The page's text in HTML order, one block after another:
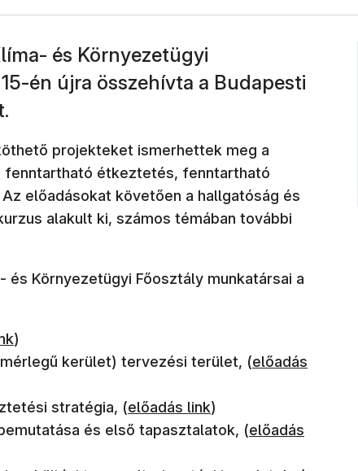
és Környezetügyi
én újra összehívta a Budapesti
projekteket ismerhettek meg a
fenntartható étkeztetés, fenntartható
előadásokat követően a hallgatóság és
alakult ki, számos témában további
és Környezetügyi Főosztály munkatársai a
nyílik meg)
​)
kerület) tervezési terület, ((új ablakban
előadás
stratégia, ((új ablakban nyílik meg)
előadás link​)
és első tapasztalatok, ((új ablakban
előadás